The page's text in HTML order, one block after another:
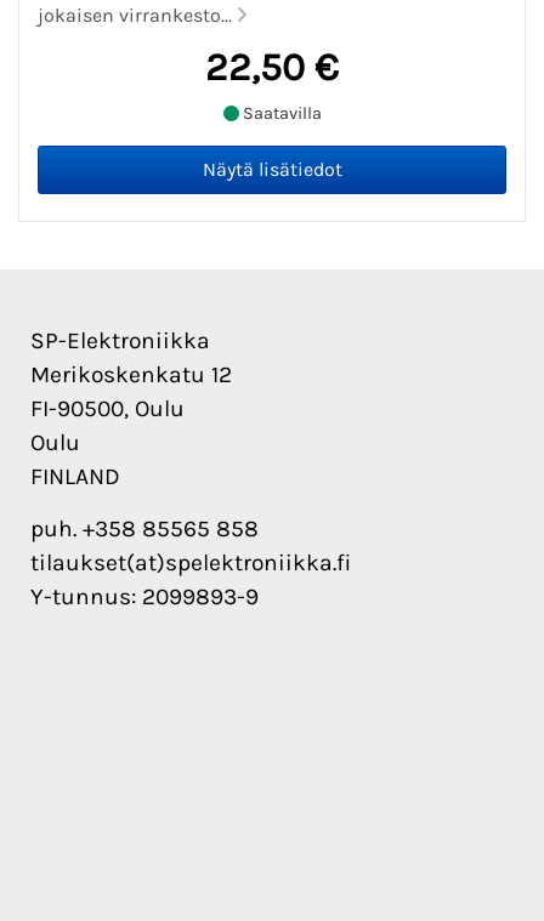
jokaisen virrankesto...
22,50 €
Saatavilla
SP-Elektroniikka
Merikoskenkatu 12
FI-90500, Oulu
Oulu
FINLAND
puh. +358 85565 858
tilaukset(at)spelektroniikka.fi
Y-tunnus: 2099893-9